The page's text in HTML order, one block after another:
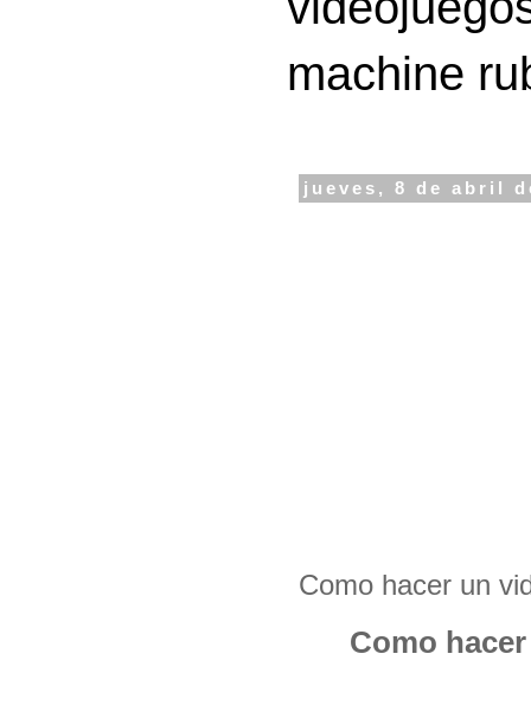
machine
jueves, 8 de abril
Como hacer un
Como